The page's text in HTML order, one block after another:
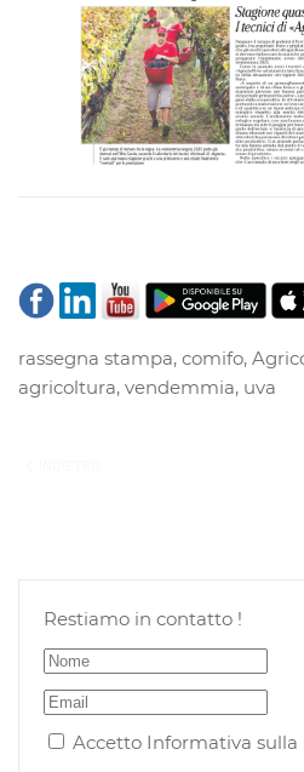
rassegna stampa, comifo,
agricoltura, vendemmia, uva
Restiamo in contatto !
Accetto Informativa sulla